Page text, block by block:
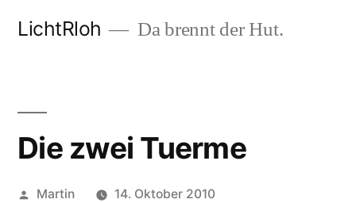
LichtRloh Da brennt der Hut.
Die zwei Tuerme
Veröffentlicht
Martin 14. Oktober 2010